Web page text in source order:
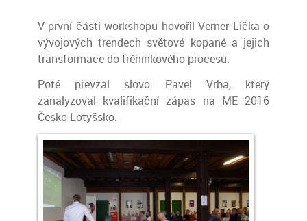
V první části workshopu hovořil Verner Lička o
vývojových trendech světové kopané a jejich
transformace do tréninkového procesu.
Poté převzal slovo Pavel Vrba, který
zanalyzoval kvalifikační zápas na ME 2016
Česko-Lotyšsko.